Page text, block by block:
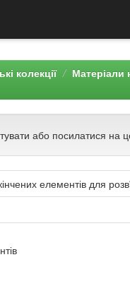
колекції
Матеріали
або посилатися на
елементів для